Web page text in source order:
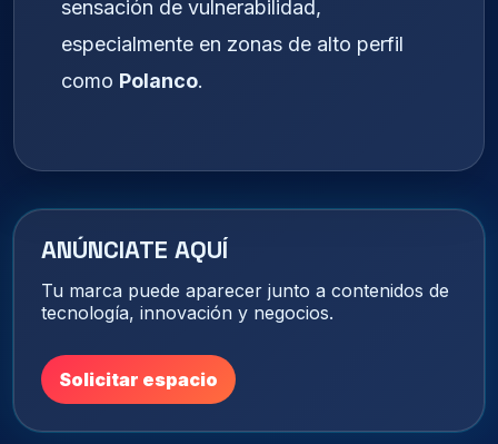
sensación de vulnerabilidad,
especialmente en zonas de alto perfil
como Polanco.
ANÚNCIATE AQUÍ
Tu marca puede aparecer junto a contenidos de
tecnología, innovación y negocios.
Solicitar espacio